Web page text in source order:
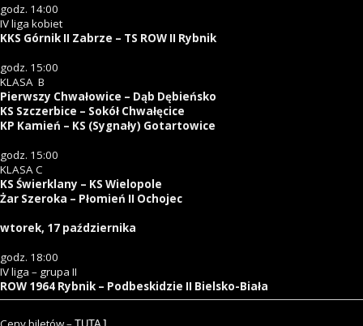
godz. 14:00
IV liga kobiet
KKS Górnik II Zabrze – TS ROW II Rybnik
godz. 15:00
KLASA B
Pierwszy Chwałowice – Dąb Dębieńsko
KS Szczerbice – Sokół Chwałęcice
KP Kamień – KS (Sygnały) Gotartowice
godz. 15:00
KLASA C
KS Świerklany – KS Wielopole
Żar Szeroka – Płomień II Ochojec
wtorek, 17 października
godz. 18:00
IV liga – grupa II
ROW 1964 Rybnik – Podbeskidzie II Bielsko-Biała